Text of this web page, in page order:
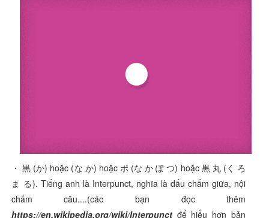
・ 黒 (か) hoặc (な か) hoặc ポ (な か ぽ つ) hoặc 黒 丸 (く ろ
ま る). Tiếng anh là Interpunct, nghĩa là dấu chấm giữa, nội
chấm câu....(các bạn đọc thêm
https://en.wikipedia.org/wiki/Interpunctđể hiểu hơn bản